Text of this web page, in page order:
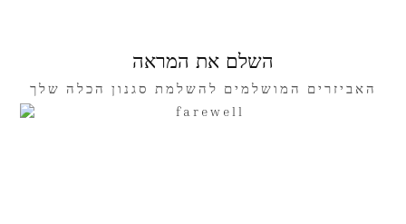
השלם את המראה
האביזרים המושלמים להשלמת סגנון הכלה שלך